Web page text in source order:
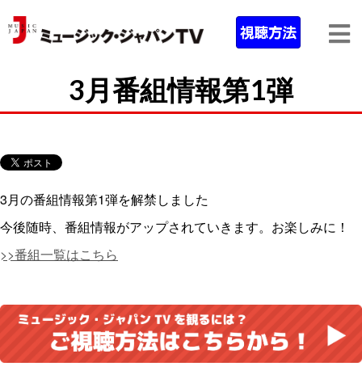
3月番組情報第1弾
3月の番組情報第1弾を解禁しました
今後随時、番組情報がアップされていきます。お楽しみに！
>>番組一覧はこちら